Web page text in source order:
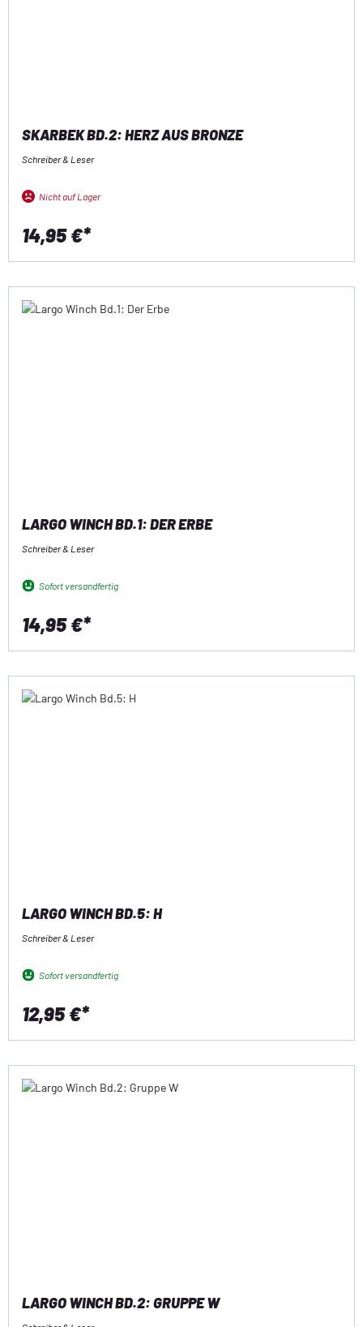
SKARBEK BD.2: HERZ AUS BRONZE
Schreiber & Leser
Nicht auf Lager
14,95 €*
LARGO WINCH BD.1: DER ERBE
Schreiber & Leser
Sofort versandfertig
14,95 €*
LARGO WINCH BD.5: H
Schreiber & Leser
Sofort versandfertig
12,95 €*
LARGO WINCH BD.2: GRUPPE W